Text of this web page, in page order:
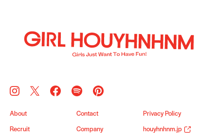
About Contact Privacy Policy
Recruit Company houyhnhnm.jp